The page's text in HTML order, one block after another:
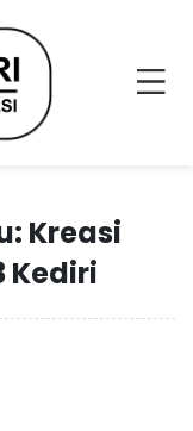
Kreasi
Kediri